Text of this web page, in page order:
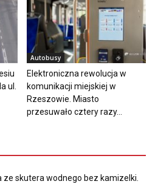
ul.
Autobusy
Elektroniczna rewolucja w
komunikacji miejskiej w
Rzeszowie. Miasto
przesuwało cztery razy...
ze skutera wodnego bez kamizelki.